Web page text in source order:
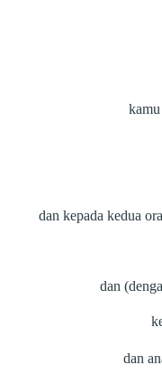
dan kepada kedua
dan
dan